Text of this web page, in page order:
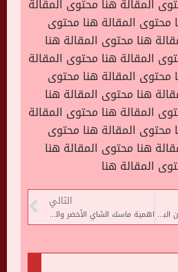
محتوى المقالة هنا محتوى
هنا محتوى المقالة هنا
المقالة هنا محتوى المقالة
محتوى المقالة هنا محتوى
هنا محتوى المقالة هنا
المقالة هنا محتوى المقالة
محتوى المقالة هنا محتوى
هنا محتوى المقالة هنا
المقالة هنا
التالي
اهمية ماسك الشاي الأخضر والزبادي